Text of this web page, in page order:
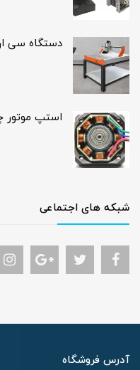
دستگاه سی
استپ موتور
شبکه های اجتماعی
آدرس فروشگاه